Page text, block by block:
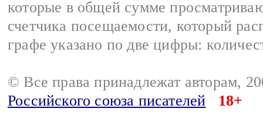
которые в общей сумме
счетчика посещаемости, который
графе указано по две цифры:
© Все права принадлежат авторам,
Российского союза писателей
18+